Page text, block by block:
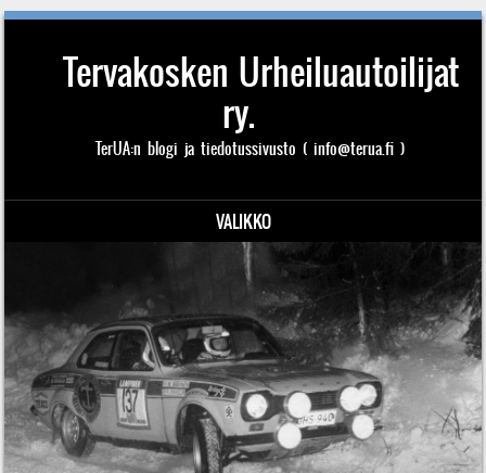
Tervakosken Urheiluautoilijat
ry.
TerUA:n blogi ja tiedotussivusto ( info@terua.fi )
VALIKKO